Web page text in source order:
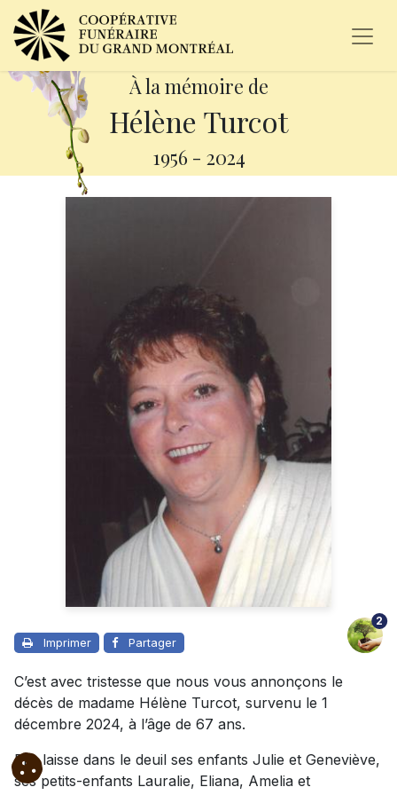
À la mémoire de
Hélène Turcot
1956 - 2024
Imprimer Partager
2
C’est avec tristesse que nous vous annonçons le
décès de madame Hélène Turcot, survenu le 1
décembre 2024, à l’âge de 67 ans.
Elle laisse dans le deuil ses enfants Julie et Geneviève,
ses petits-enfants Lauralie, Eliana, Amelia et